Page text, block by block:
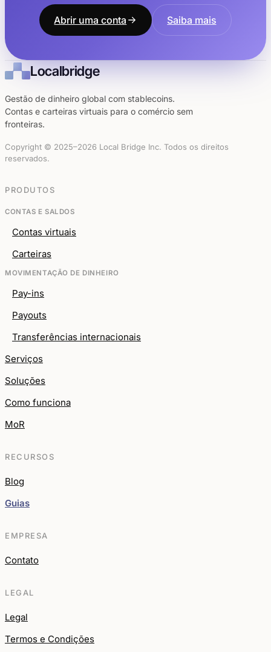
Abrir uma conta Saiba mais
Localbridge
Gestão de dinheiro global com stablecoins.
Contas e carteiras virtuais para o comércio sem
fronteiras.
Copyright © 2025–2026 Local Bridge Inc. Todos os direitos
reservados.
PRODUTOS
CONTAS E SALDOS
Contas virtuais
Carteiras
MOVIMENTAÇÃO DE DINHEIRO
Pay-ins
Payouts
Transferências internacionais
Serviços
Soluções
Como funciona
MoR
RECURSOS
Blog
Guias
EMPRESA
Contato
LEGAL
Legal
Termos e Condições